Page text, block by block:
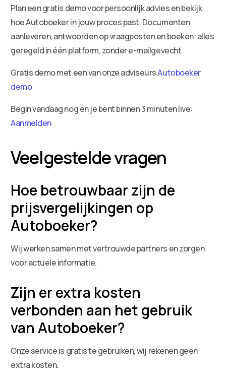
Plan een gratis demo voor persoonlijk advies en bekijk
hoe Autoboeker in jouw proces past. Documenten
aanleveren, antwoorden op vraagposten en boeken: alles
geregeld in één platform, zonder e-mailgevecht.
Gratis demo met een van onze adviseursAutoboeker
demo
Begin vandaag nog en je bent binnen 3 minuten live:
Aanmelden
Veelgestelde vragen
Hoe betrouwbaar zijn de
prijsvergelijkingen op
Autoboeker?
Wij werken samen met vertrouwde partners en zorgen
voor actuele informatie.
Zijn er extra kosten
verbonden aan het gebruik
van Autoboeker?
Onze service is gratis te gebruiken, wij rekenen geen
extra kosten.